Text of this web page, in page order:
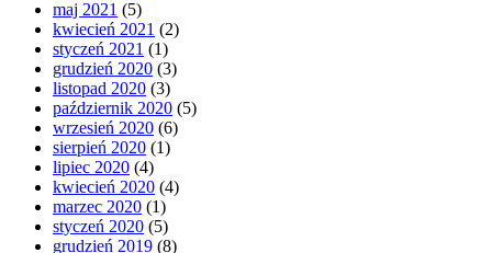
maj 2021 (5)
kwiecień 2021 (2)
styczeń 2021 (1)
grudzień 2020 (3)
listopad 2020 (3)
październik 2020 (5)
wrzesień 2020 (6)
sierpień 2020 (1)
lipiec 2020 (4)
kwiecień 2020 (4)
marzec 2020 (1)
styczeń 2020 (5)
grudzień 2019 (8)